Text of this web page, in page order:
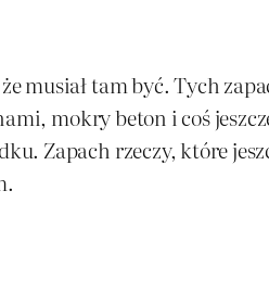
musiał tam być. Tych
mokry beton i coś
Zapach rzeczy, które